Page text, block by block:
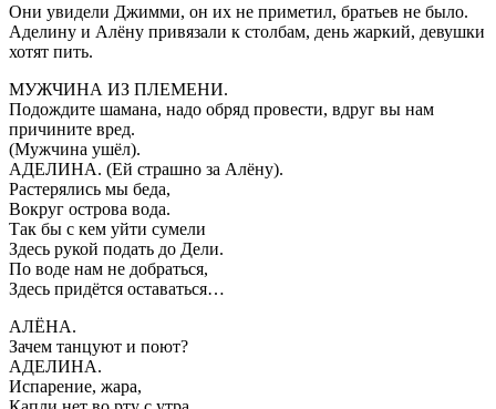
Они увидели Джимми, он их не приметил, братьев не было.
Аделину и Алёну привязали к столбам, день жаркий, девушки
хотят пить.
МУЖЧИНА ИЗ ПЛЕМЕНИ.
Подождите шамана, надо обряд провести, вдруг вы нам
причините вред.
(Мужчина ушёл).
АДЕЛИНА. (Ей страшно за Алёну).
Растерялись мы беда,
Вокруг острова вода.
Так бы с кем уйти сумели
Здесь рукой подать до Дели.
По воде нам не добраться,
Здесь придётся оставаться…
АЛЁНА.
Зачем танцуют и поют?
АДЕЛИНА.
Испарение, жара,